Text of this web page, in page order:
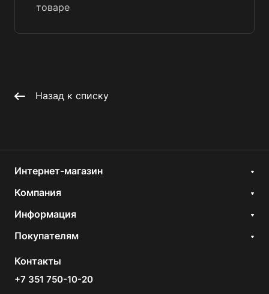
товаре
Назад к списку
Интернет-магазин
Компания
Информация
Покупателям
Контакты
+7 351 750-10-20